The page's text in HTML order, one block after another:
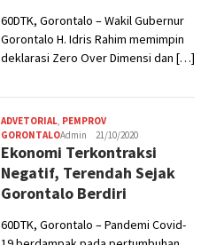
60DTK, Gorontalo – Wakil Gubernur
Gorontalo H. Idris Rahim memimpin
deklarasi Zero Over Dimensi dan […]
ADVETORIAL, PEMPROV
GORONTALOAdmin 21/10/2020
Ekonomi Terkontraksi
Negatif, Terendah Sejak
Gorontalo Berdiri
60DTK, Gorontalo – Pandemi Covid-